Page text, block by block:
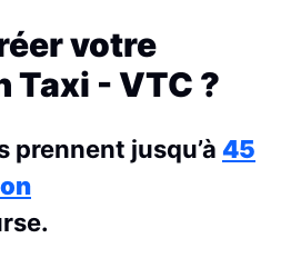
votre
- VTC ?
prennent jusqu’à 45